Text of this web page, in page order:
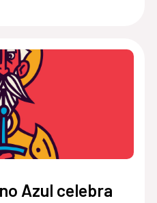
Azul celebra